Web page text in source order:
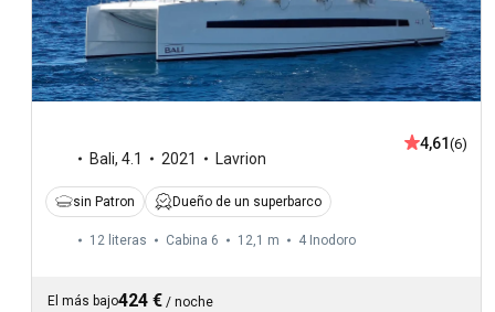
Bali, 4.1 2021 Lavrion
4,61 (6)
sin Patron Dueño de un superbarco
12 literas Cabina 6 12,1 m 4 Inodoro
El más bajo424 € / noche